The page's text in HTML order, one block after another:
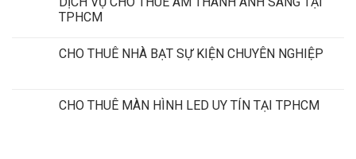
TPHCM
CHO THUÊ NHÀ BẠT SỰ KIỆN CHUYÊN NGHIỆP
CHO THUÊ MÀN HÌNH LED UY TÍN TẠI TPHCM